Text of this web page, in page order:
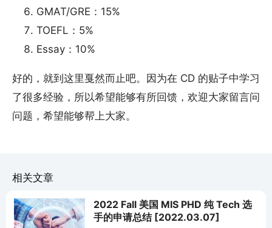
GMAT/GRE：15%
TOEFL：5%
Essay：10%
好的，就到这里戛然而止吧。因为在 CD 的贴子中学习
了很多经验，所以希望能够有所回馈，欢迎大家留言问
问题，希望能够帮上大家。
相关文章
2022 Fall 美国 MIS PHD 纯 Tech 选
手的申请总结 [2022.03.07]